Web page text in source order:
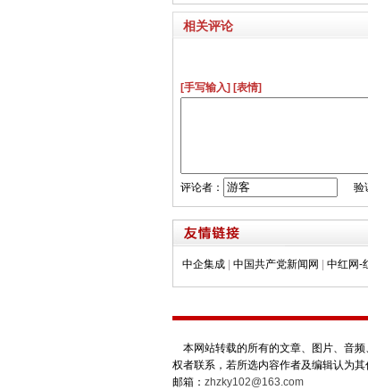
相关评论
[手写输入] [表情]
评论者： 验
中企集成 中国共产党新闻网 中红网-
本网站转载的所有的文章、图片、音频
权者联系，若所选内容作者及编辑认为
邮箱： zhzky102@163.com